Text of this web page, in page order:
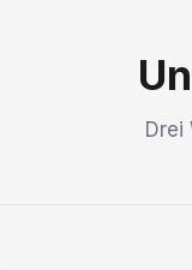
Drei